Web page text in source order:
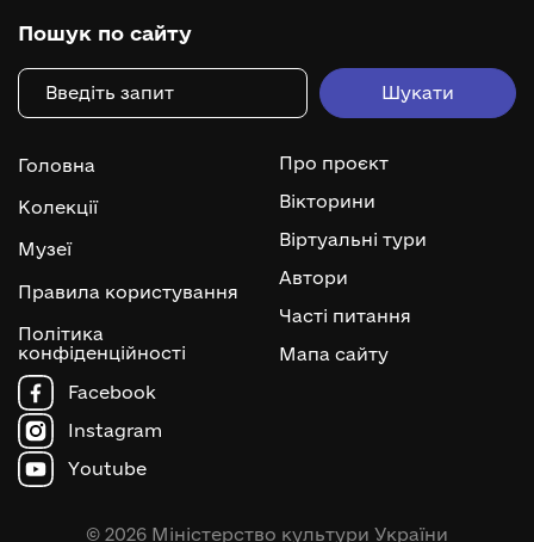
Пошук по сайту
Головна
Колекції
Музеї
Правила користування
Політика
конфіденційності
Про проєкт
Вікторини
Віртуальні тури
Автори
Часті питання
Мапа сайту
Facebook
Instagram
Youtube
© 2026 Міністерство культури України